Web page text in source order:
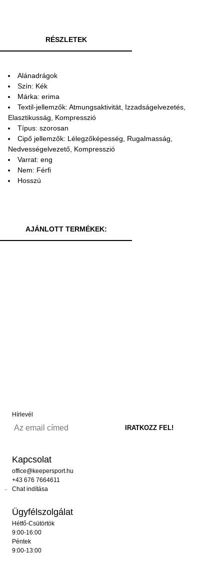
RÉSZLETEK
Alánadrágok
Szín: Kék
Márka: erima
Textil-jellemzők: Atmungsaktivität, Izzadságelvezetés,
Elasztikusság, Kompresszió
Típus: szorosan
Cipő jellemzők: Lélegzőképesség, Rugalmasság,
Nedvességelvezető, Kompresszió
Varrat: eng
Nem: Férfi
Hosszú
AJÁNLOTT TERMÉKEK:
Hírlevél
Kapcsolat
office@keepersport.hu
+43 676 7664611
Chat indítása
Ügyfélszolgálat
Hétfő-Csütörtök
9:00-16:00
Péntek
9:00-13:00